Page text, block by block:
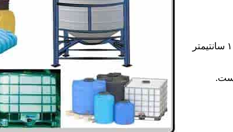
ارتفاع پروفیل : فاصله بین جداره داخلی مخزن و تاج پروفیل می باشد که معمولا اندازه آن از ۳ سانتیمتر تا ۱۶ سانتیمتر